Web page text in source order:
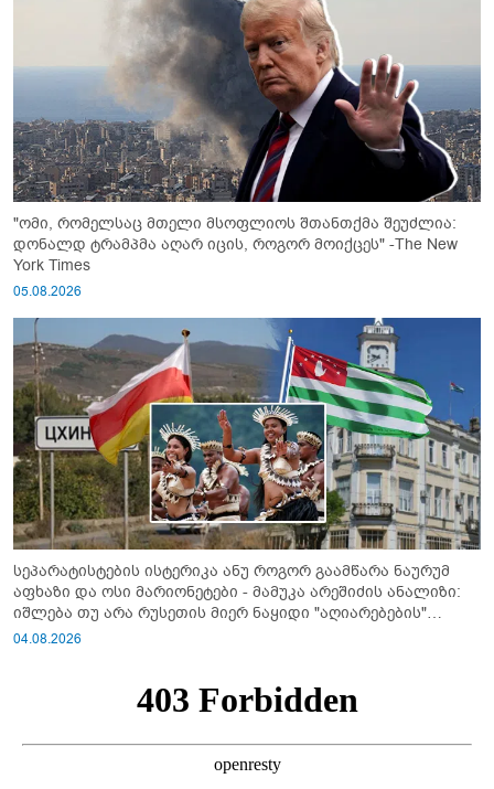
"ომი, რომელსაც მთელი მსოფლიოს შთანთქმა შეუძლია:
დონალდ ტრამპმა აღარ იცის, როგორ მოიქცეს" -The New
York Times
05.08.2026
სეპარატისტების ისტერიკა ანუ როგორ გაამწარა ნაურუმ
აფხაზი და ოსი მარიონეტები - მამუკა არეშიძის ანალიზი:
იშლება თუ არა რუსეთის მიერ ნაყიდი "აღიარებების"
სისტემა?!
04.08.2026